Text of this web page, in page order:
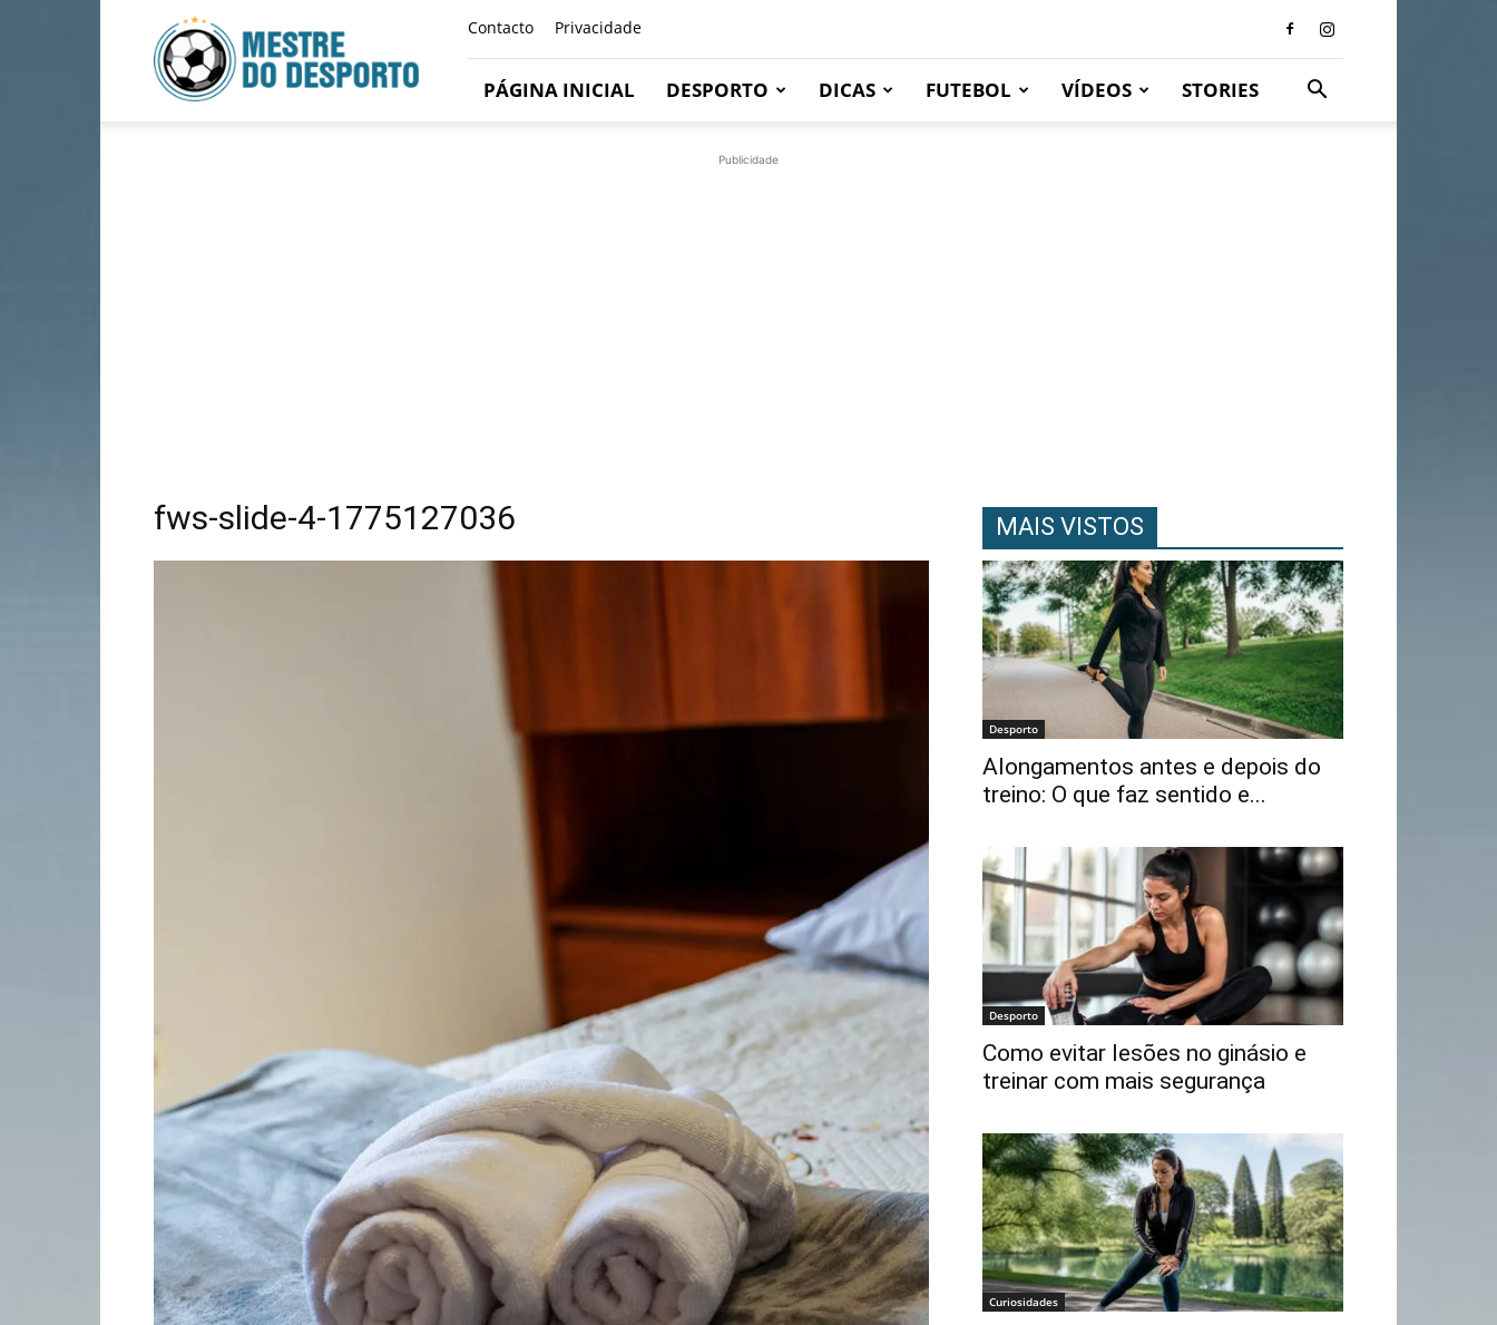
Mestre
Do
Desporto
Contacto Privacidade
PÁGINA INICIAL DESPORTO DICAS FUTEBOL VÍDEOS STORIES
Publicidade
fws-slide-4-1775127036 MAIS VISTOS
Desporto
Alongamentos antes e depois do
treino: O que faz sentido e...
Desporto
Como evitar lesões no ginásio e
treinar com mais segurança
Curiosidades